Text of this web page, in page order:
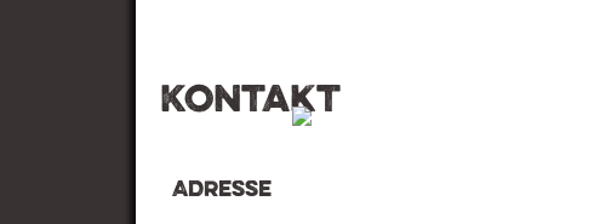
Kontakt
Adresse